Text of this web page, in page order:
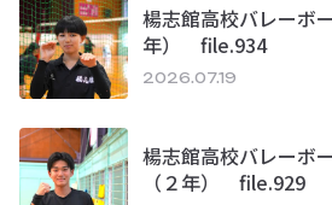
楊志館高校バレーボ
年） file.934
2026.07.19
楊志館高校バレー
（２年） file.929